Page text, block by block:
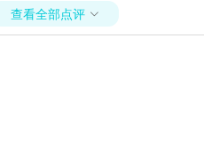
查看全部点评 